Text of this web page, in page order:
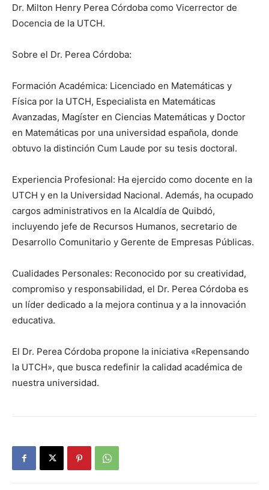
Dr. Milton Henry Perea Córdoba como Vicerrector de
Docencia de la UTCH.
Sobre el Dr. Perea Córdoba:
Formación Académica: Licenciado en Matemáticas y
Física por la UTCH, Especialista en Matemáticas
Avanzadas, Magíster en Ciencias Matemáticas y Doctor
en Matemáticas por una universidad española, donde
obtuvo la distinción Cum Laude por su tesis doctoral.
Experiencia Profesional: Ha ejercido como docente en la
UTCH y en la Universidad Nacional. Además, ha ocupado
cargos administrativos en la Alcaldía de Quibdó,
incluyendo jefe de Recursos Humanos, secretario de
Desarrollo Comunitario y Gerente de Empresas Públicas.
Cualidades Personales: Reconocido por su creatividad,
compromiso y responsabilidad, el Dr. Perea Córdoba es
un líder dedicado a la mejora continua y a la innovación
educativa.
El Dr. Perea Córdoba propone la iniciativa «Repensando
la UTCH», que busca redefinir la calidad académica de
nuestra universidad.